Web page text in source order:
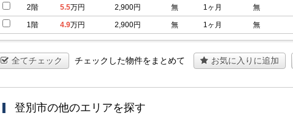
2階
5.5万円 2,900円 無 1ヶ月 無
1階 4.9万円 2,900円 無 1ヶ月 無
全てチェック チェックした物件をまとめて お気に入りに追加
登別市の他のエリアを探す